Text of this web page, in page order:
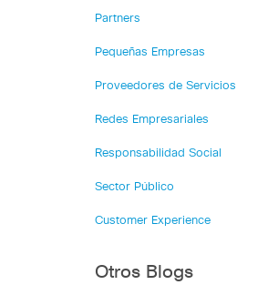
Partners
Pequeñas Empresas
Proveedores de Servicios
Redes Empresariales
Responsabilidad Social
Sector Público
Customer Experience
Otros Blogs